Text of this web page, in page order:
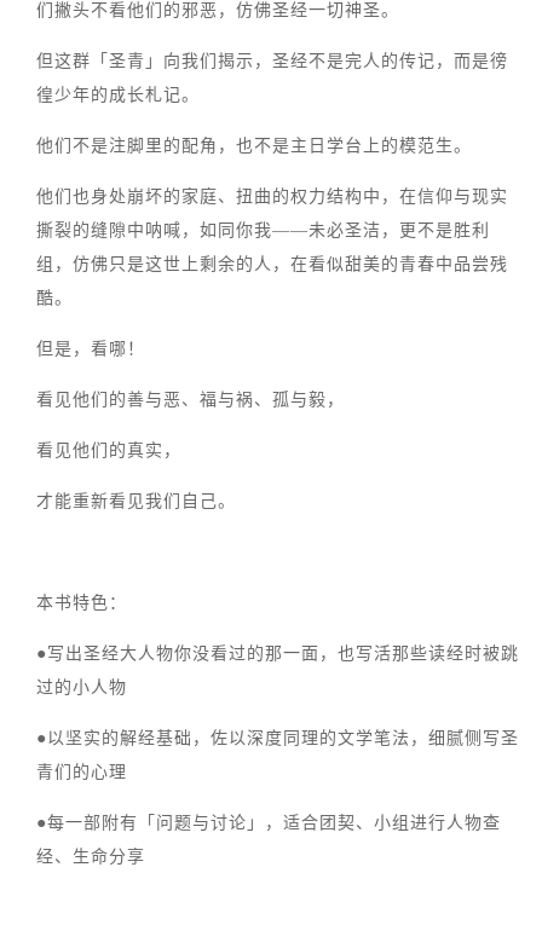
们撇头不看他们的邪恶，仿佛圣经一切神圣。
但这群「圣青」向我们揭示，圣经不是完人的传记，而是徬
徨少年的成长札记。
他们不是注脚里的配角，也不是主日学台上的模范生。
他们也身处崩坏的家庭、扭曲的权力结构中，在信仰与现实
撕裂的缝隙中呐喊，如同你我——未必圣洁，更不是胜利
组，仿佛只是这世上剩余的人，在看似甜美的青春中品尝残
酷。
但是，看哪！
看见他们的善与恶、福与祸、孤与毅，
看见他们的真实，
才能重新看见我们自己。
本书特色：
●写出圣经大人物你没看过的那一面，也写活那些读经时被跳
过的小人物
●以坚实的解经基础，佐以深度同理的文学笔法，细腻侧写圣
青们的心理
●每一部附有「问题与讨论」，适合团契、小组进行人物查
经、生命分享